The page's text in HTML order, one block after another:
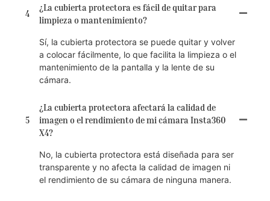
4
¿La cubierta protectora es fácil de quitar para
limpieza o mantenimiento?
Sí, la cubierta protectora se puede quitar y volver
a colocar fácilmente, lo que facilita la limpieza o el
mantenimiento de la pantalla y la lente de su
cámara.
5
¿La cubierta protectora afectará la calidad de
imagen o el rendimiento de mi cámara Insta360
X4?
No, la cubierta protectora está diseñada para ser
transparente y no afecta la calidad de imagen ni
el rendimiento de su cámara de ninguna manera.